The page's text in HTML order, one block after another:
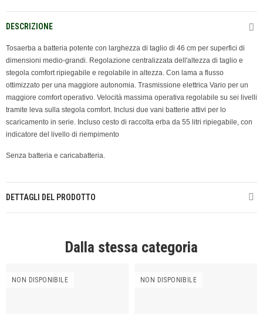
DESCRIZIONE
Tosaerba a batteria potente con larghezza di taglio di 46 cm per superfici di
dimensioni medio-grandi. Regolazione centralizzata dell'altezza di taglio e
stegola comfort ripiegabile e regolabile in altezza. Con lama a flusso
ottimizzato per una maggiore autonomia. Trasmissione elettrica Vario per un
maggiore comfort operativo. Velocità massima operativa regolabile su sei livelli
tramite leva sulla stegola comfort. Inclusi due vani batterie attivi per lo
scaricamento in serie. Incluso cesto di raccolta erba da 55 litri ripiegabile, con
indicatore del livello di riempimento
Senza batteria e caricabatteria.
DETTAGLI DEL PRODOTTO
Dalla stessa categoria
NON DISPONIBILE NON DISPONIBILE